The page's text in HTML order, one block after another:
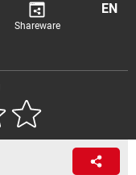
Shareware
EN